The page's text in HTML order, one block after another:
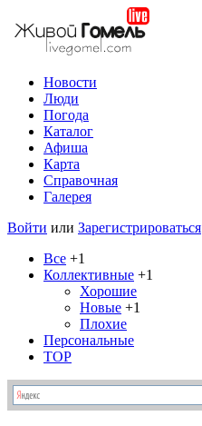
Новости
Люди
Погода
Каталог
Афиша
Карта
Справочная
Галерея
Войти или Зарегистрироваться
Все +1
Коллективные +1
Хорошие
Новые +1
Плохие
Персональные
TOP